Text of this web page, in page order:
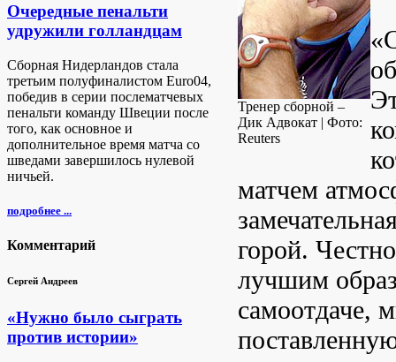
Очередные пенальти
удружили голландцам
Сборная Нидерландов стала
третьим полуфиналистом Euro04,
победив в серии послематчевых
пенальти команду Швеции после
того, как основное и
дополнительное время матча со
шведами завершилось нулевой
ничьей.
подробнее ...
Комментарий
Сергей Андреев
«Нужно было сыграть
против истории»
Тренер сборной –
Дик Адвокат | Фото:
Reuters
матчем
горой.
лучшим
самоотдаче,